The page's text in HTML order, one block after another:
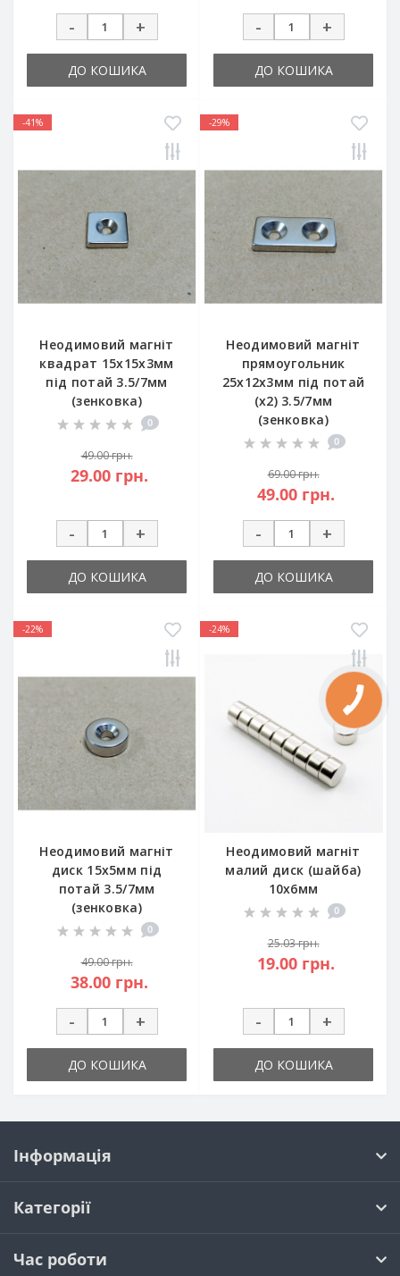
- +
ДО КОШИКА
-
+
ДО КОШИКА
-41%
Неодимовий магніт
квадрат 15x15x3мм
під потай 3.5/7мм
(зенковка)
0
49.00 грн.
29.00 грн.
- +
ДО КОШИКА
-29%
Неодимовий магніт
прямоугольник
25x12x3мм під потай
(x2) 3.5/7мм
(зенковка)
0
69.00 грн.
49.00 грн.
-
+
ДО КОШИКА
-22%
Неодимовий магніт
диск 15x5мм під
потай 3.5/7мм
(зенковка)
0
49.00 грн.
38.00 грн.
-
+
ДО КОШИКА
-24%
Неодимовий магніт
малий диск (шайба)
10х6мм
0
25.03 грн.
19.00 грн.
- +
ДО КОШИКА
Інформація
Категорії
Час роботи